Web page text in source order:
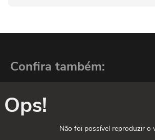
Confira também:
Ops!
Não foi possível reproduzir o